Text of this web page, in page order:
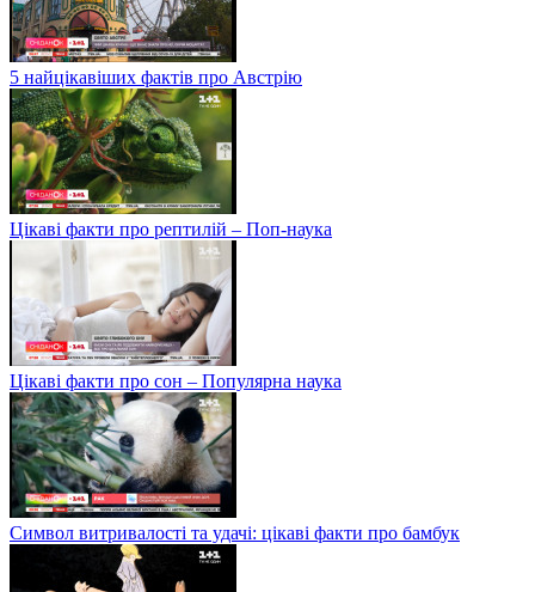
5 найцікавіших фактів про Австрію
Цікаві факти про рептилій – Поп-наука
Цікаві факти про сон – Популярна наука
Символ витривалості та удачі: цікаві факти про бамбук